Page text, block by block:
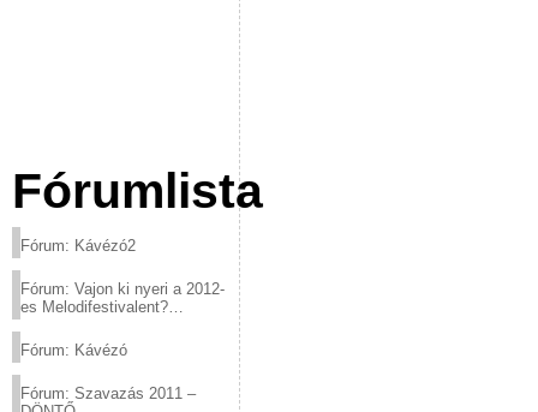
Fórumlista
Fórum: Kávézó2
Fórum: Vajon ki nyeri a 2012-
es Melodifestivalent?
Fórum: Kávézó
Fórum: Szavazás 2011 –